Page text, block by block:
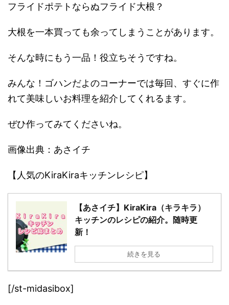
フライドポテトならぬフライド大根？
大根を一本買っても余ってしまうことがあります。
そんな時にもう一品！役立ちそうですね。
みんな！ゴハンだよのコーナーでは毎回、すぐに作
れて美味しいお料理を紹介してくれるます。
ぜひ作ってみてくださいね。
画像出典：あさイチ
【人気のKiraKiraキッチンレシピ】
【あさイチ】KiraKira（キラキラ）
キッチンのレシピの紹介。随時更
新！
続きを見る
[/st-midasibox]